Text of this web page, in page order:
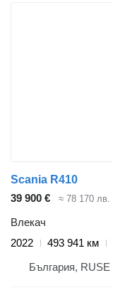
Scania R410
39 900 €
≈ 78 170 лв.
Влекач
2022
493 941 км
България, RUSE